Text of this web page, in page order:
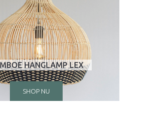
HANGLAMP LEX
SHOP NU